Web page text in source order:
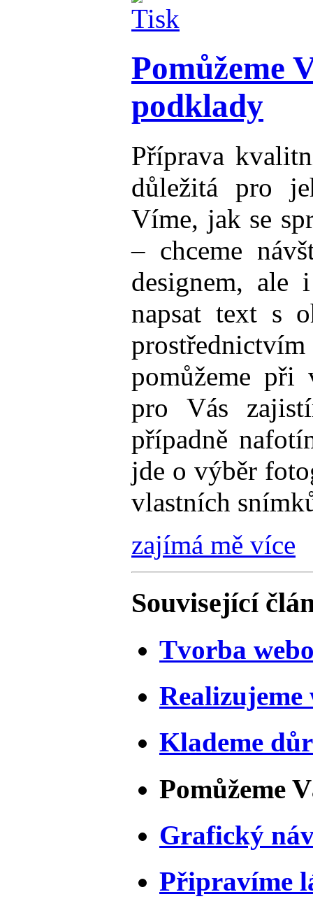
Pomůžeme
podklady
Příprava
důležitá pro
Víme, jak se
– chceme
designem, ale
napsat text s
pomůžeme při
pro Vás
případně
jde o výběr
vlastních
zajímá mě více
Související
Tvorba
Realizujeme
Klademe
Pomůžeme
Grafický
Připravíme